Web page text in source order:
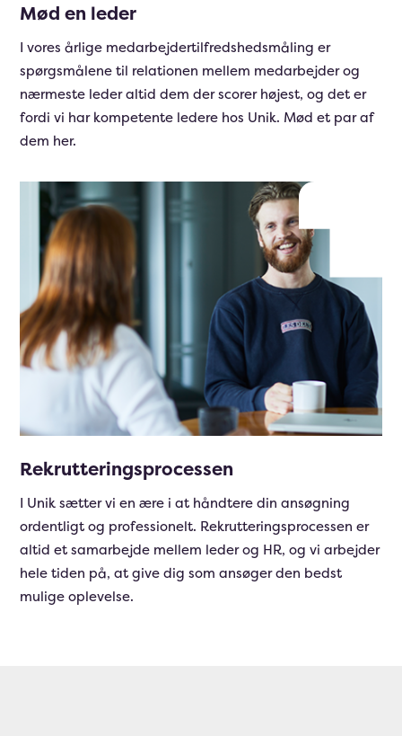
Mød en leder
I vores årlige medarbejdertilfredshedsmåling er
spørgsmålene til relationen mellem medarbejder og
nærmeste leder altid dem der scorer højest, og det er
fordi vi har kompetente ledere hos Unik. Mød et par af
dem her.
Rekrutteringsprocessen
I Unik sætter vi en ære i at håndtere din ansøgning
ordentligt og professionelt. Rekrutteringsprocessen er
altid et samarbejde mellem leder og HR, og vi arbejder
hele tiden på, at give dig som ansøger den bedst
mulige oplevelse.